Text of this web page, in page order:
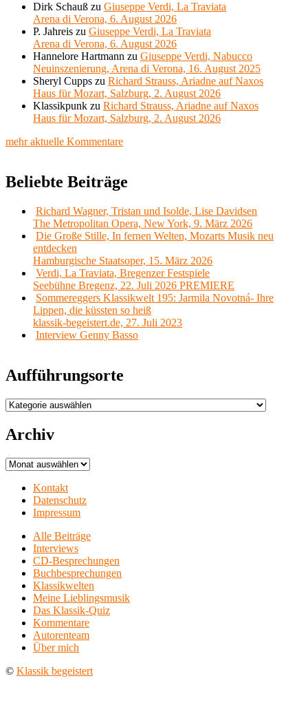
Dirk Schauß zu Giuseppe Verdi, La Traviata
Arena di Verona, 6. August 2026
P. Jahreis zu Giuseppe Verdi, La Traviata
Arena di Verona, 6. August 2026
Hannelore Hartmann zu Giuseppe Verdi, Nabucco
Neuinszenierung, Arena di Verona, 16. August 2025
Sheryl Cupps zu Richard Strauss, Ariadne auf Naxos
Haus für Mozart, Salzburg, 2. August 2026
Klassikpunk zu Richard Strauss, Ariadne auf Naxos
Haus für Mozart, Salzburg, 2. August 2026
mehr aktuelle Kommentare
Beliebte Beiträge
Richard Wagner, Tristan und Isolde, Lise Davidsen
The Metropolitan Opera, New York, 9. März 2026
Die Große Stille, In fernen Welten, Mozarts Musik neu
entdecken
Hamburgische Staatsoper, 15. März 2026
Verdi, La Traviata, Bregenzer Festspiele
Seebühne Bregenz, 22. Juli 2026 PREMIERE
Sommereggers Klassikwelt 195: Jarmila Novotná- Ihre
Lippen, die küssten so heiß
klassik-begeistert.de, 27. Juli 2023
Interview Genny Basso
Aufführungsorte
Aufführungsorte
Archiv
Archiv
Kontakt
Datenschutz
Impressum
Alle Beiträge
Interviews
CD-Besprechungen
Buchbesprechungen
Klassikwelten
Meine Lieblingsmusik
Das Klassik-Quiz
Kommentare
Autorenteam
Über mich
© Klassik begeistert